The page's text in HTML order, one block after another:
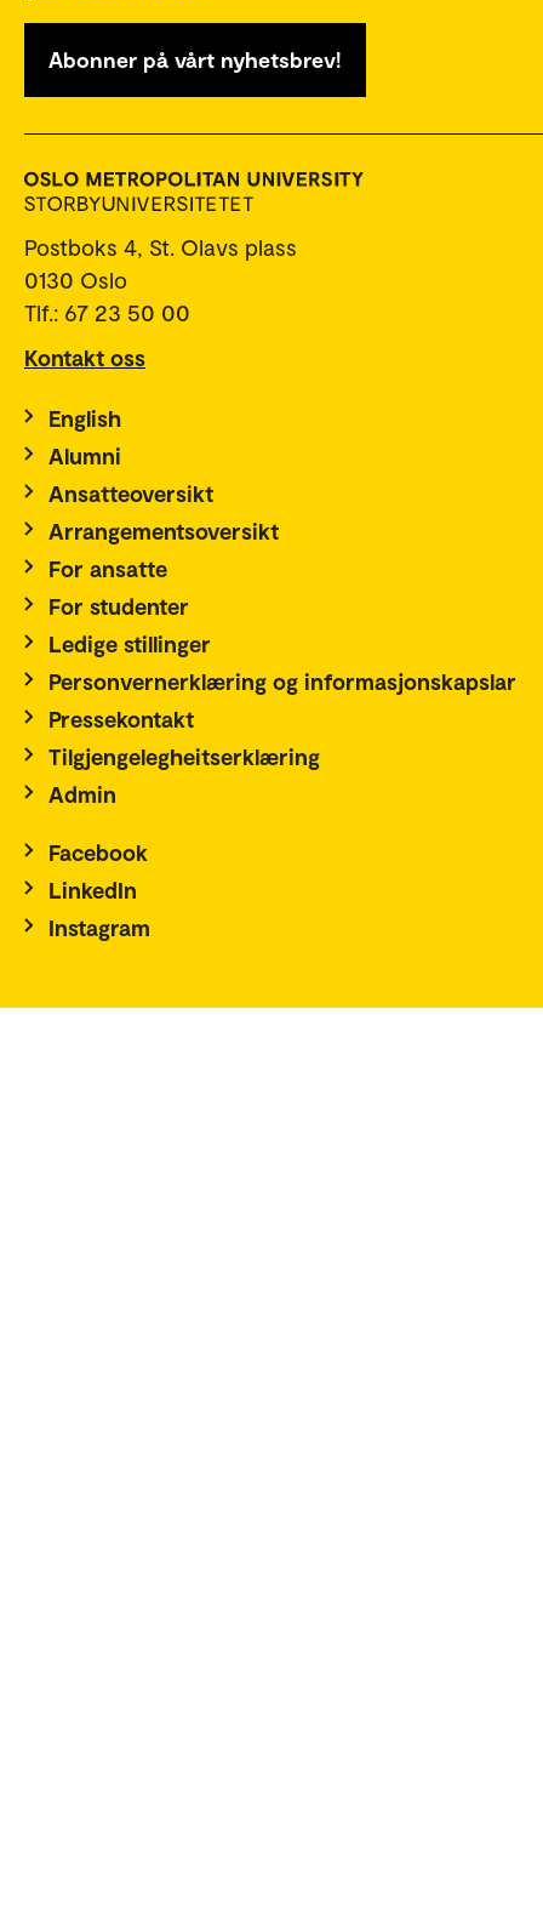
Abonner på vårt nyhetsbrev!
Postboks 4, St. Olavs plass
0130 Oslo
Tlf.: 67 23 50 00
Kontakt oss
English
Alumni
Ansatteoversikt
Arrangementsoversikt
For ansatte
For studenter
Ledige stillinger
Personvernerklæring og informasjonskapslar
Pressekontakt
Tilgjengelegheitserklæring
Admin
Facebook
LinkedIn
Instagram